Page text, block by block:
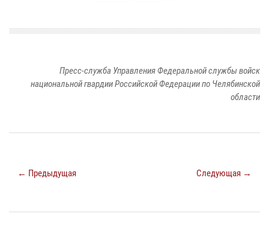
Пресс-служба Управления Федеральной службы войск
национальной гвардии Российской Федерации по Челябинской
области
← Предыдущая Следующая →